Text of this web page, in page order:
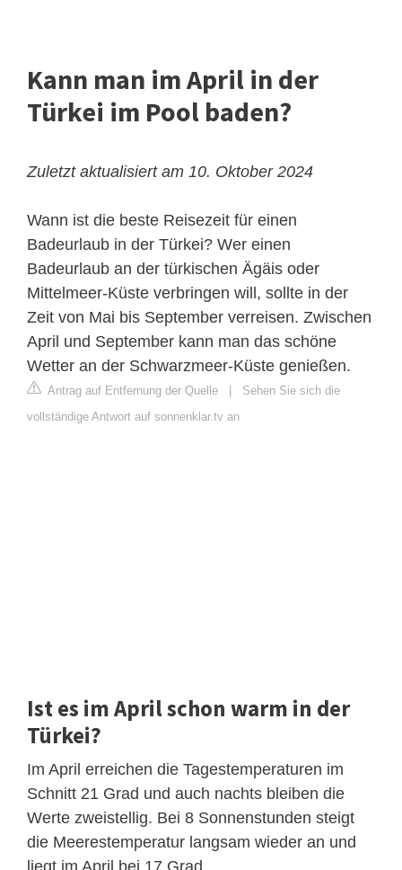
Kann man im April in der
Türkei im Pool baden?
Zuletzt aktualisiert am 10. Oktober 2024
Wann ist die beste Reisezeit für einen
Badeurlaub in der Türkei? Wer einen
Badeurlaub an der türkischen Ägäis oder
Mittelmeer-Küste verbringen will, sollte in der
Zeit von Mai bis September verreisen. Zwischen
April und September kann man das schöne
Wetter an der Schwarzmeer-Küste genießen.
Antrag auf Entfernung der Quelle
Sehen Sie sich die
vollständige Antwort auf sonnenklar.tv an
Ist es im April schon warm in der
Türkei?
Im April erreichen die Tagestemperaturen im
Schnitt 21 Grad und auch nachts bleiben die
Werte zweistellig. Bei 8 Sonnenstunden steigt
die Meerestemperatur langsam wieder an und